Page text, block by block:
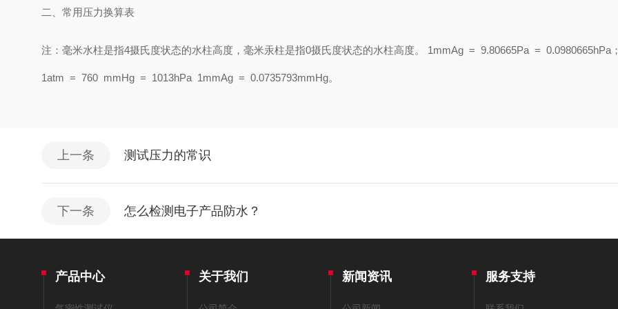
二、常用压力换算表
注：毫米水柱是指4摄氏度状态的水柱高度，毫米汞柱是指0摄氏度状态的水柱高度。 1mmAg = 9.80665Pa = 0.0980665hPa
1atm = 760 mmHg = 1013hPa 1mmAg = 0.0735793mmHg。
上一条 测试压力的常识
下一条 怎么检测电子产品防水？
产品中心 关于我们 新闻资讯 服务支持